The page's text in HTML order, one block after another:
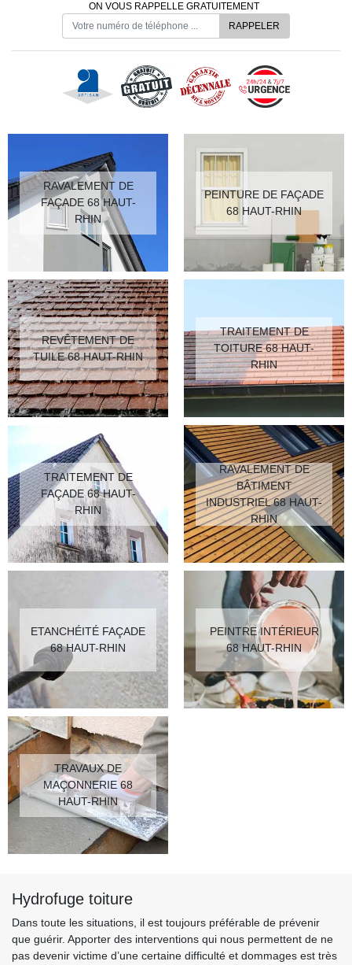
ON VOUS RAPPELLE GRATUITEMENT
RAVALEMENT DE
FAÇADE 68 HAUT-
RHIN
PEINTURE DE FAÇADE
68 HAUT-RHIN
REVÊTEMENT DE
TUILE 68 HAUT-RHIN
TRAITEMENT DE
TOITURE 68 HAUT-
RHIN
TRAITEMENT DE
FAÇADE 68 HAUT-
RHIN
RAVALEMENT DE
BÂTIMENT
INDUSTRIEL 68 HAUT-
RHIN
ETANCHÉITÉ FAÇADE
68 HAUT-RHIN
PEINTRE INTÉRIEUR
68 HAUT-RHIN
TRAVAUX DE
MAÇONNERIE 68
HAUT-RHIN
Hydrofuge toiture
Dans toute les situations, il est toujours préférable de prévenir
que guérir. Apporter des interventions qui nous permettent de ne
pas devenir victime d’une certaine difficulté et dommages est très